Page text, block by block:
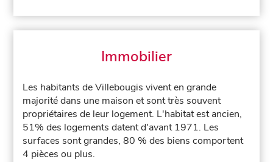
Immobilier
Les habitants de Villebougis vivent en grande
majorité dans une maison et sont très souvent
propriétaires de leur logement. L'habitat est ancien,
51% des logements datent d'avant 1971. Les
surfaces sont grandes, 80 % des biens comportent
4 pièces ou plus.